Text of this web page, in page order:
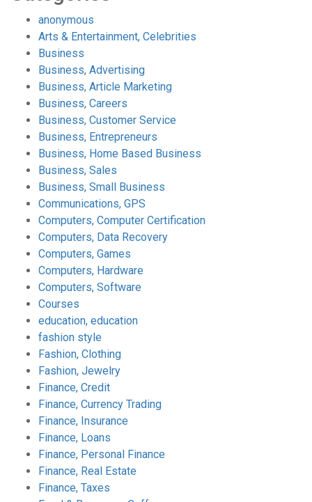
anonymous
Arts & Entertainment, Celebrities
Business
Business, Advertising
Business, Article Marketing
Business, Careers
Business, Customer Service
Business, Entrepreneurs
Business, Home Based Business
Business, Sales
Business, Small Business
Communications, GPS
Computers, Computer Certification
Computers, Data Recovery
Computers, Games
Computers, Hardware
Computers, Software
Courses
education, education
fashion style
Fashion, Clothing
Fashion, Jewelry
Finance, Credit
Finance, Currency Trading
Finance, Insurance
Finance, Loans
Finance, Personal Finance
Finance, Real Estate
Finance, Taxes